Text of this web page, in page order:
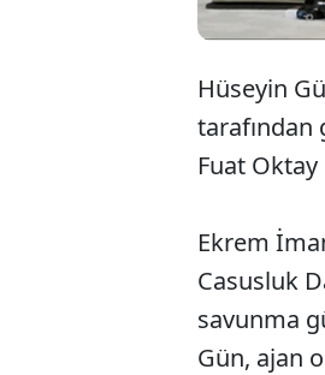
Hüseyin
Fuat Oktay
Ekrem
Casusluk
savunma
Gün, ajan